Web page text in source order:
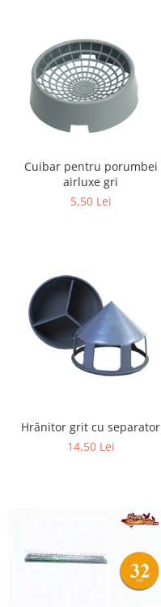
Cuibar pentru porumbei
airluxe gri
5,50 Lei
Hrănitor grit cu separator
14,50 Lei